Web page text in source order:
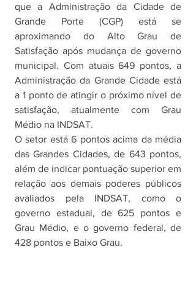
que a Administração da Cidade de
Grande Porte (CGP) está se
aproximando do Alto Grau de
Satisfação após mudança de governo
municipal. Com atuais 649 pontos, a
Administração da Grande Cidade está
a 1 ponto de atingir o próximo nível de
satisfação, atualmente com Grau
Médio na INDSAT.
O setor está 6 pontos acima da média
das Grandes Cidades, de 643 pontos,
além de indicar pontuação superior em
relação aos demais poderes públicos
avaliados pela INDSAT, como o
governo estadual, de 625 pontos e
Grau Médio, e o governo federal, de
428 pontos e Baixo Grau.